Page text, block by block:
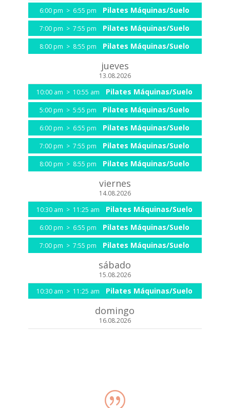
6:00 pm > 6:55 pm Pilates Máquinas/Suelo
7:00 pm > 7:55 pm Pilates Máquinas/Suelo
8:00 pm > 8:55 pm Pilates Máquinas/Suelo
jueves
13.08.2026
10:00 am > 10:55 am Pilates Máquinas/Suelo
5:00 pm > 5:55 pm Pilates Máquinas/Suelo
6:00 pm > 6:55 pm Pilates Máquinas/Suelo
7:00 pm > 7:55 pm Pilates Máquinas/Suelo
8:00 pm > 8:55 pm Pilates Máquinas/Suelo
viernes
14.08.2026
10:30 am > 11:25 am Pilates Máquinas/Suelo
6:00 pm > 6:55 pm Pilates Máquinas/Suelo
7:00 pm > 7:55 pm Pilates Máquinas/Suelo
sábado
15.08.2026
10:30 am > 11:25 am Pilates Máquinas/Suelo
domingo
16.08.2026
|